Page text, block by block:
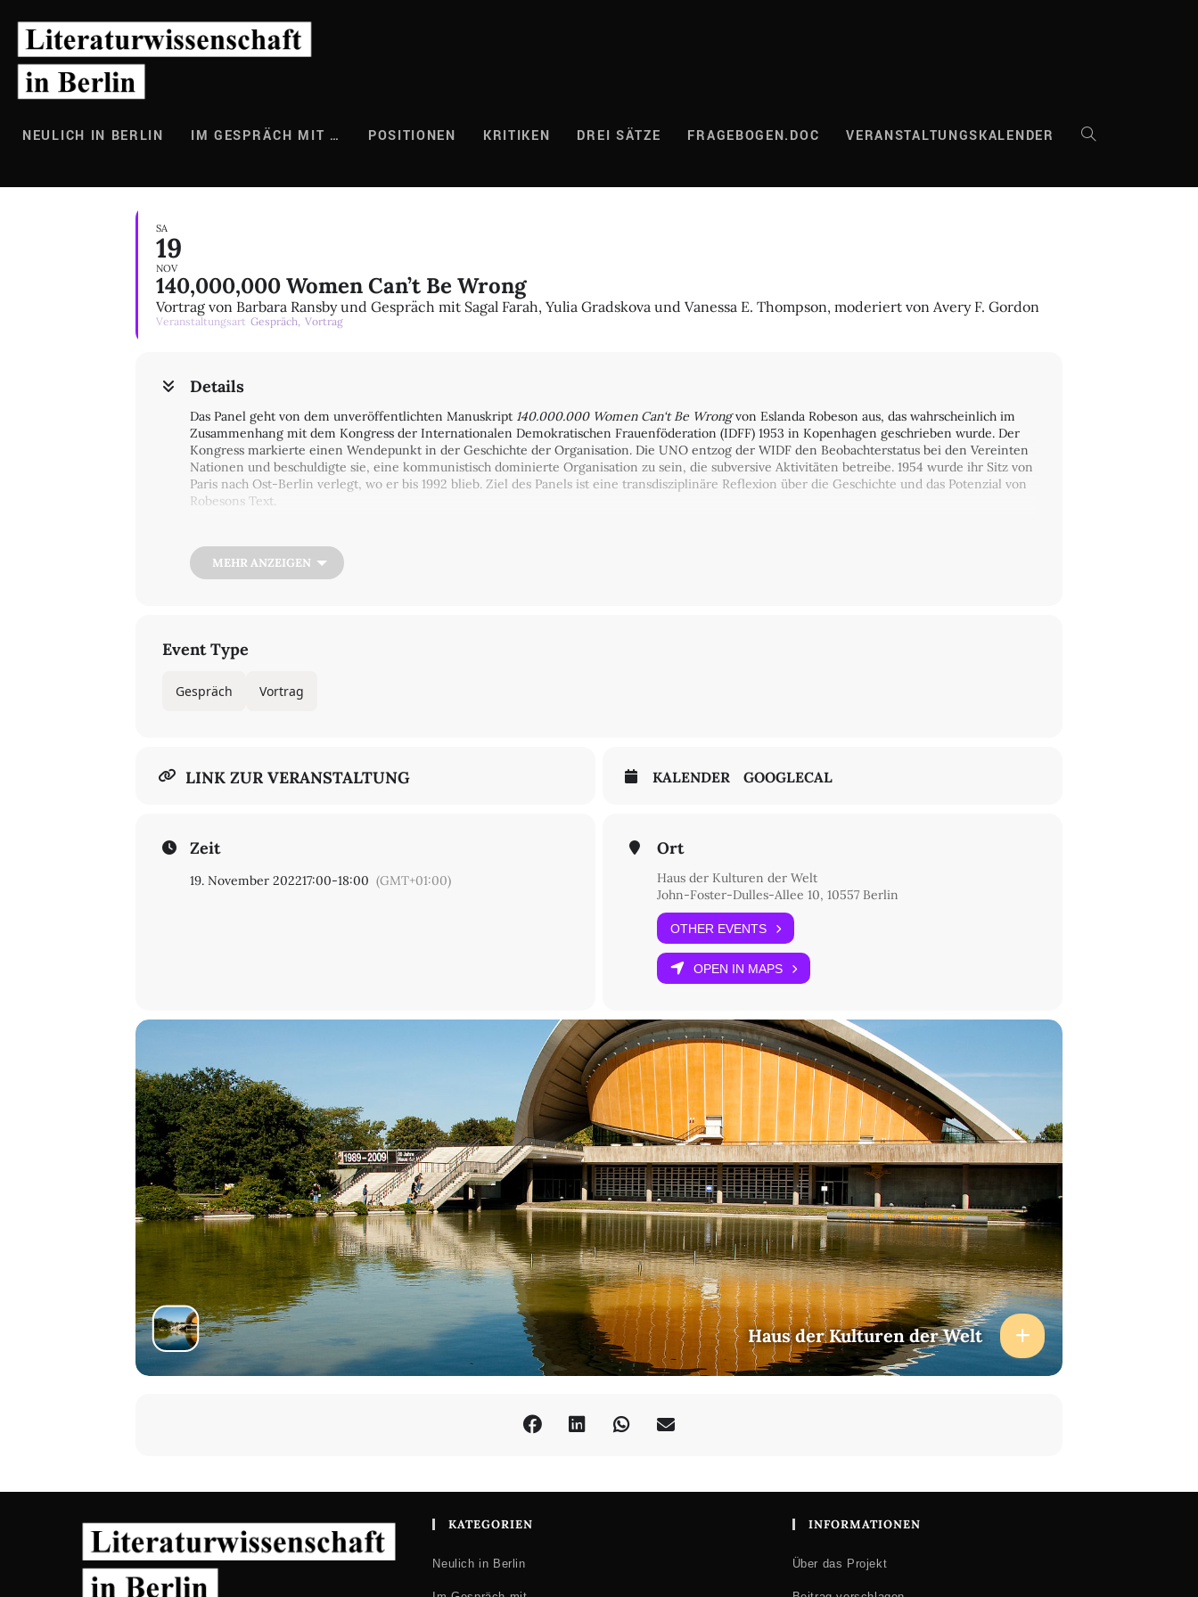
Inhalt
springen
NEULICH IN BERLIN IM GESPRÄCH MIT … POSITIONEN KRITIKEN DREI SÄTZE FRAGEBOGEN.DOC VERANSTALTUNGSKALENDER WEBSITE-
SA
19
NOV
140,000,000 Women Can’t Be Wrong
Vortrag von Barbara Ransby und Gespräch mit Sagal Farah, Yulia Gradskova und Vanessa E. Thompson, moderiert von Avery F. Gordon
Veranstaltungsart Gespräch, Vortrag
Details
Das Panel geht von dem unveröffentlichten Manuskript 140.000.000 Women Can‘t Be Wrongvon Eslanda Robeson aus, das wahrscheinlich im
Zusammenhang mit dem Kongress der Internationalen Demokratischen Frauenföderation (IDFF) 1953 in Kopenhagen geschrieben wurde. Der
Kongress markierte einen Wendepunkt in der Geschichte der Organisation. Die UNO entzog der WIDF den Beobachterstatus bei den Vereinten
Nationen und beschuldigte sie, eine kommunistisch dominierte Organisation zu sein, die subversive Aktivitäten betreibe. 1954 wurde ihr Sitz von
Paris nach Ost-Berlin verlegt, wo er bis 1992 blieb. Ziel des Panels ist eine transdisziplinäre Reflexion über die Geschichte und das Potenzial von
Robesons Text.
MEHR ANZEIGEN
Event Type
Gespräch Vortrag
LINK ZUR VERANSTALTUNG KALENDER GOOGLECAL
Zeit
19. November 202217:00-18:00 (GMT+01:00)
Ort
Haus der Kulturen der Welt
John-Foster-Dulles-Allee 10, 10557 Berlin
OTHER EVENTS
OPEN IN MAPS
Haus der Kulturen der Welt
KATEGORIEN
Neulich in Berlin
INFORMATIONEN
Über das Projekt